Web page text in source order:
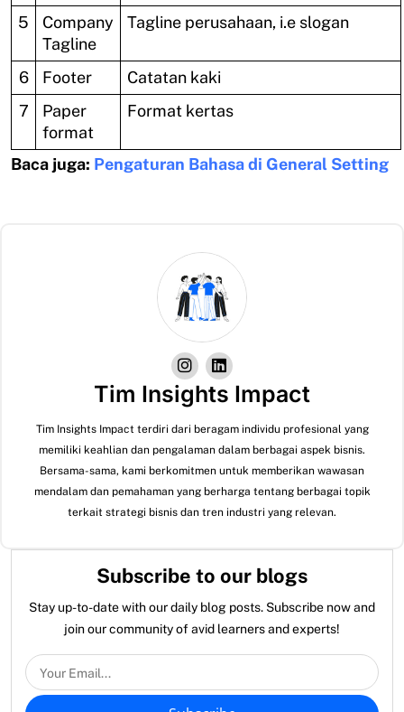
5
Company
Tagline
Tagline perusahaan, i.e slogan
6 Footer
Catatan kaki
7
Paper
format
Format kertas
Baca juga: Pengaturan Bahasa di General Setting
Tim Insights Impact
Tim Insights Impact terdiri dari beragam individu profesional yang
memiliki keahlian dan pengalaman dalam berbagai aspek bisnis.
Bersama-sama, kami berkomitmen untuk memberikan wawasan
mendalam dan pemahaman yang berharga tentang berbagai topik
terkait strategi bisnis dan tren industri yang relevan.
Subscribe to our blogs
Stay up-to-date with our daily blog posts. Subscribe now and
join our community of avid learners and experts!